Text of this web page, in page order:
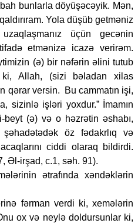
bunlarla döyüşəcəyik. Mən,
Yola düşüb getməniz
üçün gecənin
etmənizə icazə verirəm.
(ə) bir nəfərin əlini tutub
ki, Allah, (sizi bəladan xilas
qərar versin. Bu cammatın işi,
sizinlə işləri yoxdur.” İmamın
beyt (ə) və o həzrətin əshabı,
şəhadətədək öz fədakrlıq və
ciddi olaraq bildirdi.
Əl-irşad, c.1, səh. 91).
ətrafında xəndəklərin
fərman verdi ki, xemələrin
ox və neylə doldursunlar ki,